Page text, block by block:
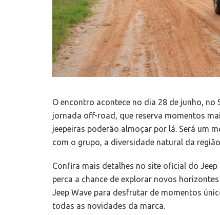
O encontro acontece no dia 28 de junho,
jornada off-road, que reserva momentos
jeepeiras poderão almoçar por lá. Será um
com o grupo, a diversidade natural da região.
Confira mais detalhes no site oficial do Jeep
perca a chance de explorar novos
Jeep Wave para desfrutar de momentos
todas as novidades da marca.